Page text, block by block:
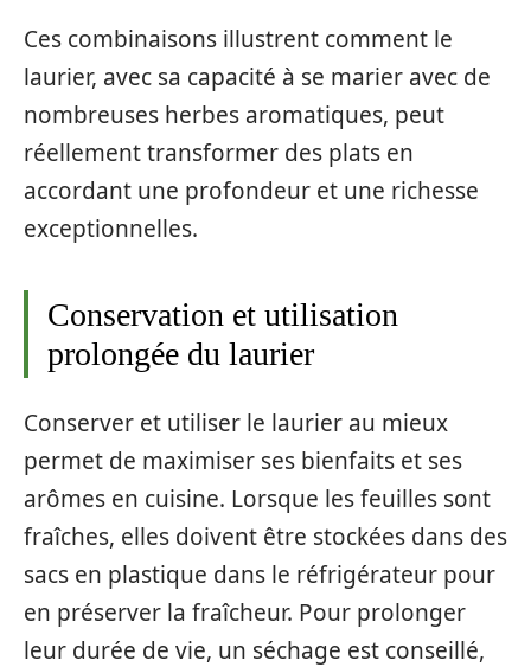
Ces combinaisons illustrent comment le
laurier, avec sa capacité à se marier avec de
nombreuses herbes aromatiques, peut
réellement transformer des plats en
accordant une profondeur et une richesse
exceptionnelles.
Conservation et utilisation
prolongée du laurier
Conserver et utiliser le laurier au mieux
permet de maximiser ses bienfaits et ses
arômes en cuisine. Lorsque les feuilles sont
fraîches, elles doivent être stockées dans des
sacs en plastique dans le réfrigérateur pour
en préserver la fraîcheur. Pour prolonger
leur durée de vie, un séchage est conseillé,